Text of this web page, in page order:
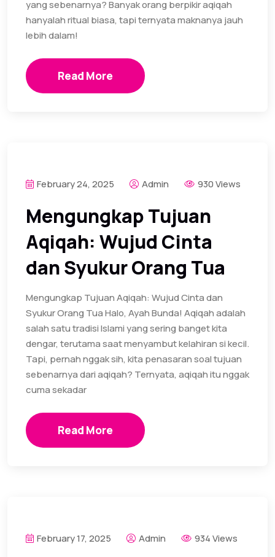
yang sebenarnya? Banyak orang berpikir aqiqah
hanyalah ritual biasa, tapi ternyata maknanya jauh
lebih dalam!
Read More
February 24, 2025 Admin 930 Views
Mengungkap Tujuan
Aqiqah: Wujud Cinta
dan Syukur Orang Tua
Mengungkap Tujuan Aqiqah: Wujud Cinta dan
Syukur Orang Tua Halo, Ayah Bunda! Aqiqah adalah
salah satu tradisi Islami yang sering banget kita
dengar, terutama saat menyambut kelahiran si kecil.
Tapi, pernah nggak sih, kita penasaran soal tujuan
sebenarnya dari aqiqah? Ternyata, aqiqah itu nggak
cuma sekadar
Read More
February 17, 2025 Admin 934 Views